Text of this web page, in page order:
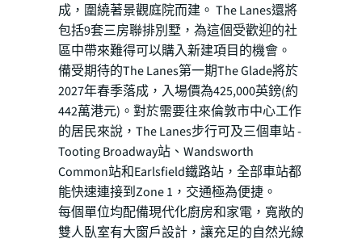
成，圍繞著景觀庭院而建。 The Lanes還將
包括9套三房聯排別墅，為這個受歡迎的社
區中帶來難得可以購入新建項目的機會。
備受期待的The Lanes第一期The Glade將於
2027年春季落成，入場價為425,000英鎊(約
442萬港元)。對於需要往來倫敦市中心工作
的居民來說，The Lanes步行可及三個車站 -
Tooting Broadway站、Wandsworth
Common站和Earlsfield鐵路站，全部車站都
能快速連接到Zone 1，交通極為便捷。
每個單位均配備現代化廚房和家電，寬敞的
雙人臥室有大窗戶設計，讓充足的自然光線